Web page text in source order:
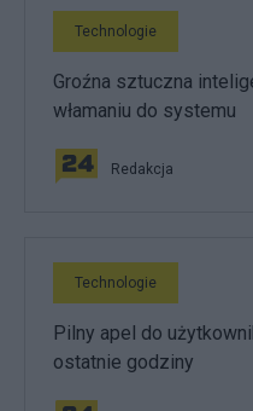
Technologie
Groźna sztuczna
włamaniu do systemu
Redakcja
Technologie
Pilny apel do
ostatnie godziny